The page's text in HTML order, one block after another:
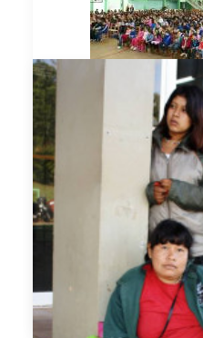
por admin_museu